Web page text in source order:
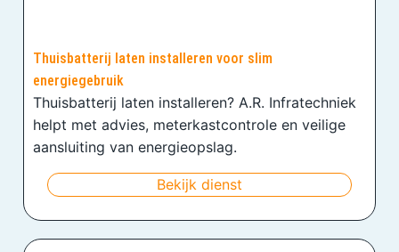
Thuisbatterij laten installeren voor slim
energiegebruik
Thuisbatterij laten installeren? A.R. Infratechniek
helpt met advies, meterkastcontrole en veilige
aansluiting van energieopslag.
Bekijk dienst